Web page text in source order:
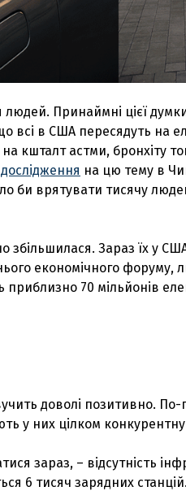
Принаймні цієї
всі в США пересядуть на
кшталт астми, бронхіту
дослідження на цю тему в
би врятувати тисячу
збільшилася. Зараз їх у
економічного форуму,
приблизно 70 мільйонів
доволі позитивно.
у них цілком
зараз, – відсутність
6 тисяч зарядних